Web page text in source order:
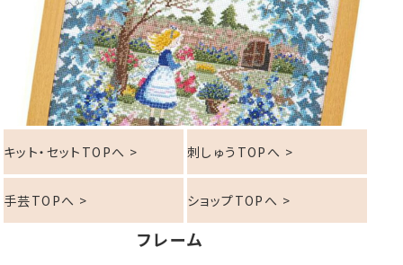
キット・セットTOPへ > 刺しゅうTOPへ >
手芸TOPへ > ショップTOPへ >
フレーム